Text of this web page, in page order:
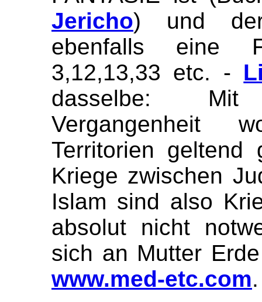
Jericho) und
ebenfalls eine
3,12,13,33 etc. -
dasselbe:
Vergangenheit
Territorien geltend
Kriege zwischen
Islam sind also
absolut nicht
sich an Mutter
www.med-etc.com.